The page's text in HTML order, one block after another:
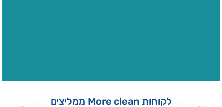
לקוחות More clean ממליצים